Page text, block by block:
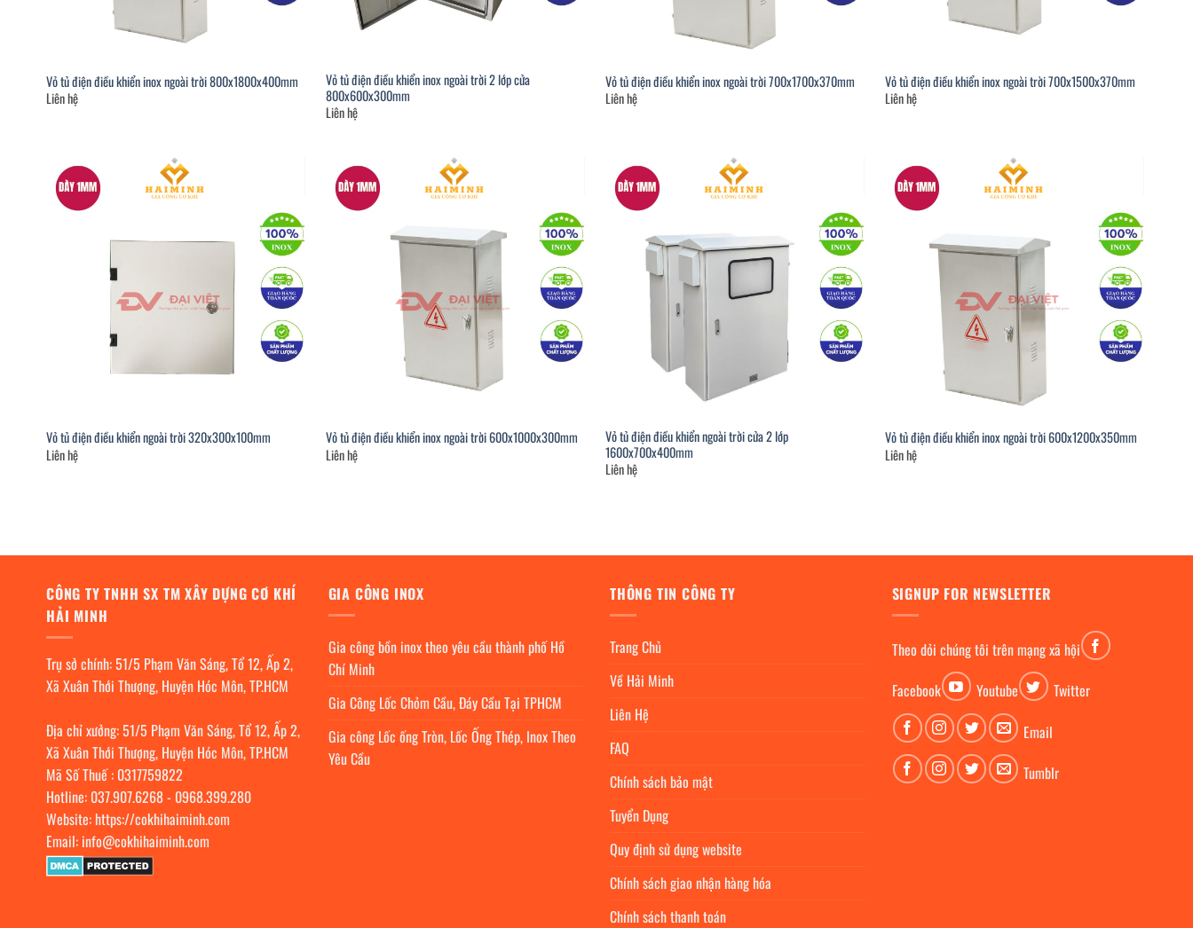
Vỏ tủ điện điều khiển inox ngoài trời 800x1800x400mm
Liên hệ
Vỏ tủ điện điều khiển inox ngoài trời 2 lớp cửa
800x600x300mm
Liên hệ
Vỏ tủ điện điều khiển inox ngoài trời 700x1700x370mm
Liên hệ
Vỏ tủ điện điều khiển inox ngoài trời 700x1500x370mm
Liên hệ
Vỏ tủ điện điều khiển ngoài trời 320x300x100mm
Liên hệ
Vỏ tủ điện điều khiển inox ngoài trời 600x1000x300mm
Liên hệ
Vỏ tủ điện điều khiển ngoài trời cửa 2 lớp
1600x700x400mm
Liên hệ
Vỏ tủ điện điều khiển inox ngoài trời 600x1200x350mm
Liên hệ
CÔNG TY TNHH SX TM XÂY DỰNG CƠ KHÍ
HẢI MINH
Trụ sở chính: 51/5 Phạm Văn Sáng, Tổ 12, Ấp 2,
Xã Xuân Thới Thượng, Huyện Hóc Môn, TP.HCM
Địa chỉ xưởng: 51/5 Phạm Văn Sáng, Tổ 12, Ấp 2,
Xã Xuân Thới Thượng, Huyện Hóc Môn, TP.HCM
Mã Số Thuế : 0317759822
Hotline: 037.907.6268- 0968.399.280
Website: https://cokhihaiminh.com
Email: info@cokhihaiminh.com
GIA CÔNG INOX
Gia công bồn inox theo yêu cầu thành phố Hồ
Chí Minh
Gia Công Lốc Chỏm Cầu, Đáy Cầu Tại TPHCM
Gia công Lốc ống Tròn, Lốc Ống Thép, Inox Theo
Yêu Cầu
THÔNG TIN CÔNG TY
Trang Chủ
Về Hải Minh
Liên Hệ
FAQ
Chính sách bảo mật
Tuyển Dụng
Quy định sử dụng website
Chính sách giao nhận hàng hóa
Chính sách thanh toán
SIGNUP FOR NEWSLETTER
Theo dỏi chúng tôi trên mạng xã hội
Facebook
Youtube
Twitter
Email
Tumblr